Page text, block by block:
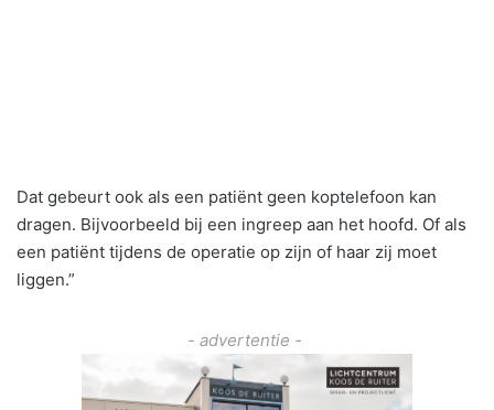
Dat gebeurt ook als een patiënt geen koptelefoon kan
dragen. Bijvoorbeeld bij een ingreep aan het hoofd. Of als
een patiënt tijdens de operatie op zijn of haar zij moet
liggen.”
- advertentie -